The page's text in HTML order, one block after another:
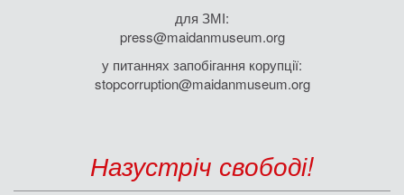
для ЗМІ:
press@maidanmuseum.org
у питаннях запобігання корупції:
stopcorruption@maidanmuseum.org
Назустріч свободі!